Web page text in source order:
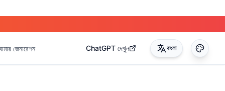
জেনারেশন ChatGPT দেখুন বাংলা